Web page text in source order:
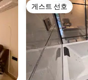
게스트 선호
게스트 선호